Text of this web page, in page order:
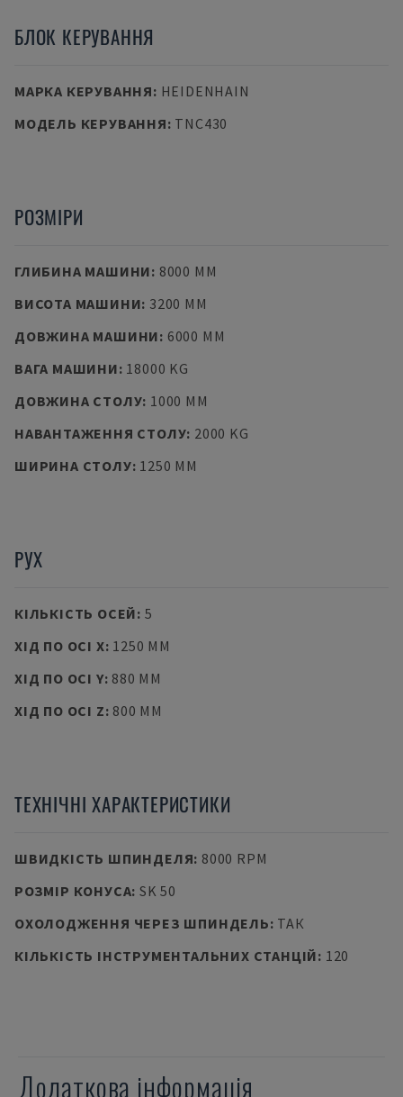
БЛОК КЕРУВАННЯ
МАРКА КЕРУВАННЯ: HEIDENHAIN
МОДЕЛЬ КЕРУВАННЯ: TNC430
РОЗМІРИ
ГЛИБИНА МАШИНИ: 8000 MM
ВИСОТА МАШИНИ: 3200 MM
ДОВЖИНА МАШИНИ: 6000 MM
ВАГА МАШИНИ: 18000 KG
ДОВЖИНА СТОЛУ: 1000 MM
НАВАНТАЖЕННЯ СТОЛУ: 2000 KG
ШИРИНА СТОЛУ: 1250 MM
РУХ
КІЛЬКІСТЬ ОСЕЙ: 5
ХІД ПО ОСІ X: 1250 MM
ХІД ПО ОСІ Y: 880 MM
ХІД ПО ОСІ Z: 800 MM
ТЕХНІЧНІ ХАРАКТЕРИСТИКИ
ШВИДКІСТЬ ШПИНДЕЛЯ: 8000 RPM
РОЗМІР КОНУСА: SK 50
ОХОЛОДЖЕННЯ ЧЕРЕЗ ШПИНДЕЛЬ: ТАК
КІЛЬКІСТЬ ІНСТРУМЕНТАЛЬНИХ СТАНЦІЙ: 120
Додаткова інформація